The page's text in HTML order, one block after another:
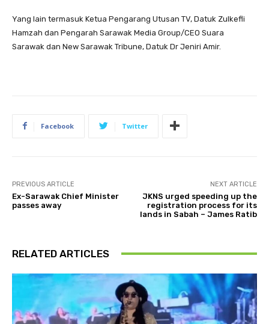
Yang lain termasuk Ketua Pengarang Utusan TV, Datuk Zulkefli
Hamzah dan Pengarah Sarawak Media Group/CEO Suara
Sarawak dan New Sarawak Tribune, Datuk Dr Jeniri Amir.
Facebook Twitter
PREVIOUS ARTICLE
Ex-Sarawak Chief Minister
passes away
NEXT ARTICLE
JKNS urged speeding up the
registration process for its
lands in Sabah – James Ratib
RELATED ARTICLES